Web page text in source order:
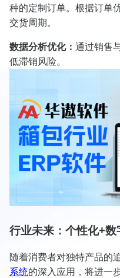
种的定制订单。根据订单
交货周期。
数据分析优化：通过销售
低滞销风险。
行业未来：个性化+
随着消费者对独特产品的
系统的深入应用，将进一